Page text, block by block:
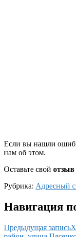
Если вы нашли
нам об этом.
Оставьте свой отзыв
Рубрика: Адресный
Навигация
Предыдущая запись